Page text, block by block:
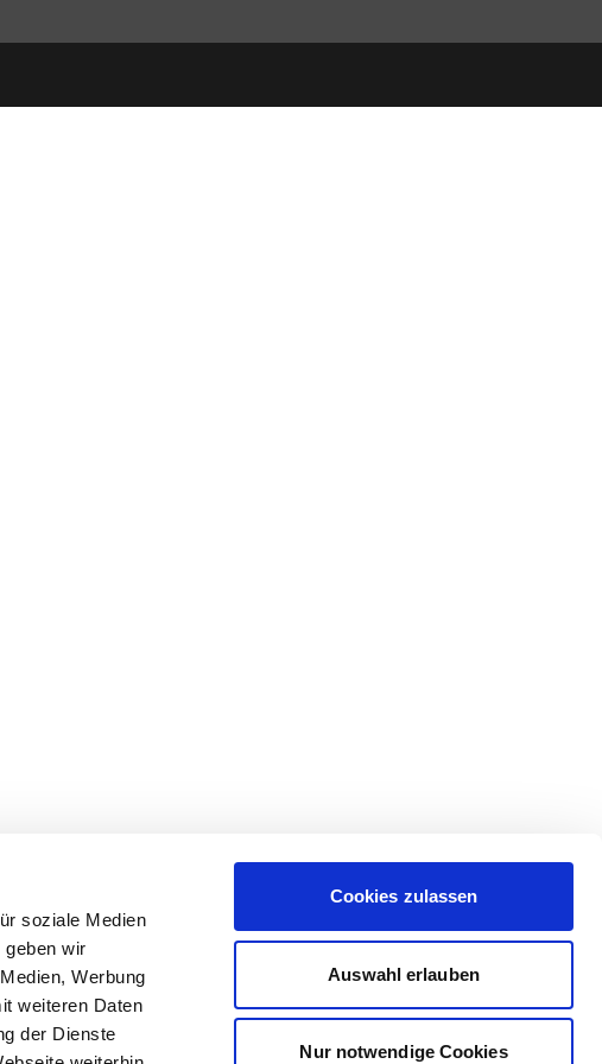
soziale Medien
geben wir
Werbung
weiteren Daten
der Dienste
Cookies zulassen
Auswahl erlauben
Nur notwendige Cookies